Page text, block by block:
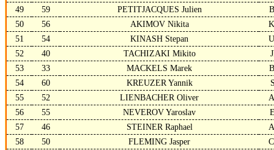
49
59 PETITJACQUES Julien
50
56 AKIMOV Nikita
51
54 KINASH Stepan
52
40 TACHIZAKI Mikito
53
33 MACKELS Marek
54
60 KREUZER Yannik
55
52 LIENBACHER Oliver
56
55 NEVEROV Yaroslav
57
46 STEINER Raphael
58
50 FLEMING Jasper